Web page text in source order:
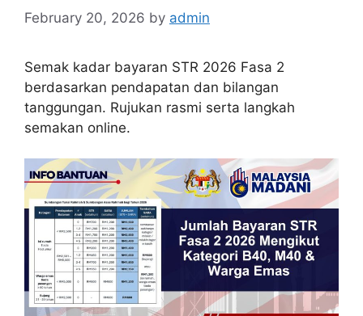
February 20, 2026 by admin
Semak kadar bayaran STR 2026 Fasa 2
berdasarkan pendapatan dan bilangan
tanggungan. Rujukan rasmi serta langkah
semakan online.